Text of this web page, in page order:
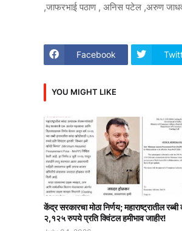
,जाफरभाई पठाण , अनिस पटेल ,अरुण
Facebook
YOU MIGHT LIKE
केंद्र सरकारचा मोठा निर्णय; महाराष्ट्रातील रब्बी
२,१२५ रुपये प्रति क्विंटल हमीभाव जाहीर!